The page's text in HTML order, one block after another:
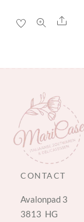
Share
CONTACT
Avalonpad 3
3813 HG